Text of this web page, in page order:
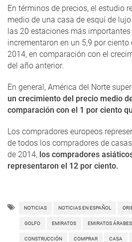
En términos de precios, el estudio
medio de una casa de esquí de
las 20 estaciones más
incrementaron en un 5,9 por
2014, en comparación con el
del año anterior.
En general, América del Norte
un crecimiento del precio medio
comparación con el 1 por ciento
Los compradores europeos
de todos los compradores de
de 2014, los compradores
representaron el 12 por ciento.
NOTICIAS NOTICIAS EN ESPAÑOL
GOLFO EMIRATOS EMIRATOS
CONSTRUCCIÓN COMPRAR CASA